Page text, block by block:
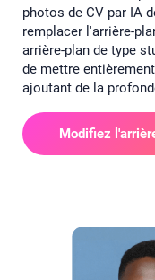
photos de CV par IA
remplacer l'arrière-
arrière-plan de type
de mettre
ajoutant de la
Modifiez